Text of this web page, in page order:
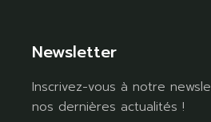
Newsletter
Inscrivez-vous à notre
nos dernières actualités !